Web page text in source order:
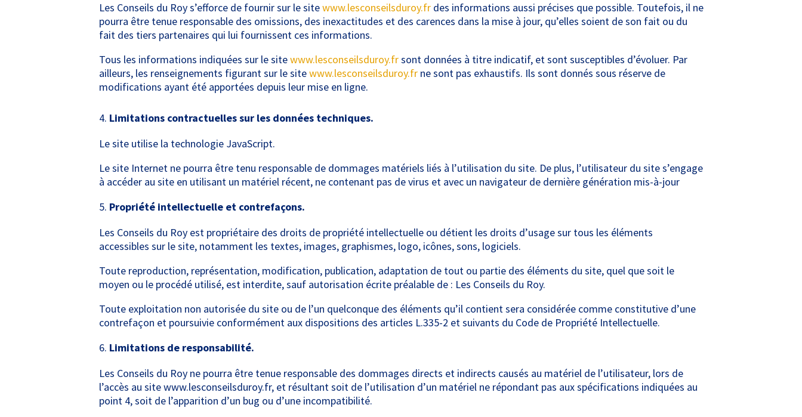
Les Conseils du Roy s’efforce de fournir sur le sitewww.lesconseilsduroy.frdes informations aussi précises que possible. Toutefois, il ne
pourra être tenue responsable des omissions, des inexactitudes et des carences dans la mise à jour, qu’elles soient de son fait ou du
fait des tiers partenaires qui lui fournissent ces informations.
Tous les informations indiquées sur le sitewww.lesconseilsduroy.frsont données à titre indicatif, et sont susceptibles d’évoluer. Par
ailleurs, les renseignements figurant sur le sitewww.lesconseilsduroy.frne sont pas exhaustifs. Ils sont donnés sous réserve de
modifications ayant été apportées depuis leur mise en ligne.
Limitations contractuelles sur les données techniques.
Le site utilise la technologie JavaScript.
Le site Internet ne pourra être tenu responsable de dommages matériels liés à l’utilisation du site. De plus, l’utilisateur du site s’engage
à accéder au site en utilisant un matériel récent, ne contenant pas de virus et avec un navigateur de dernière génération mis-à-jour
Propriété intellectuelle et contrefaçons.
Les Conseils du Roy est propriétaire des droits de propriété intellectuelle ou détient les droits d’usage sur tous les éléments
accessibles sur le site, notamment les textes, images, graphismes, logo, icônes, sons, logiciels.
Toute reproduction, représentation, modification, publication, adaptation de tout ou partie des éléments du site, quel que soit le
moyen ou le procédé utilisé, est interdite, sauf autorisation écrite préalable de : Les Conseils du Roy.
Toute exploitation non autorisée du site ou de l’un quelconque des éléments qu’il contient sera considérée comme constitutive d’une
contrefaçon et poursuivie conformément aux dispositions des articles L.335-2 et suivants du Code de Propriété Intellectuelle.
Limitations de responsabilité.
Les Conseils du Roy ne pourra être tenue responsable des dommages directs et indirects causés au matériel de l’utilisateur, lors de
l’accès au site www.lesconseilsduroy.fr, et résultant soit de l’utilisation d’un matériel ne répondant pas aux spécifications indiquées au
point 4, soit de l’apparition d’un bug ou d’une incompatibilité.